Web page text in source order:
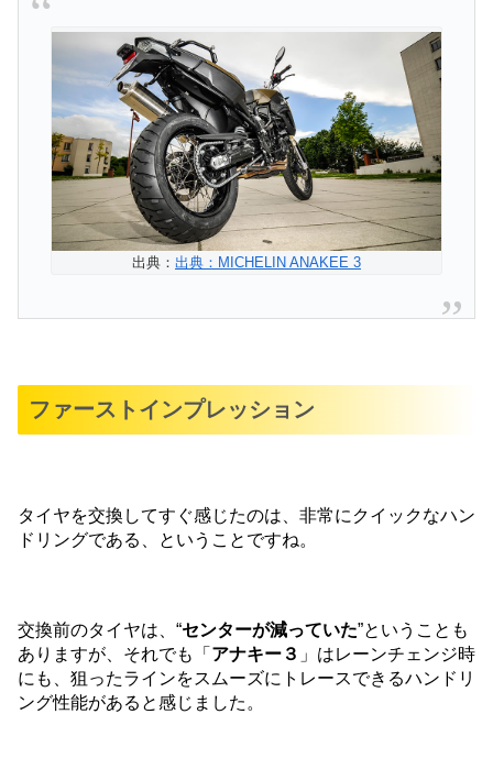
出典： 出典：MICHELIN ANAKEE 3
ファーストインプレッション
タイヤを交換してすぐ感じたのは、非常にクイックなハン
ドリングである、ということですね。
交換前のタイヤは、“センターが減っていた”ということも
ありますが、それでも「 アナキー３ 」はレーンチェンジ時
にも、狙ったラインをスムーズにトレースできるハンドリ
ング性能があると感じました。